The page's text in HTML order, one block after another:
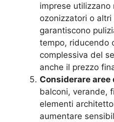
imprese utilizzano
ozonizzatori o
garantiscono
tempo, riducendo
complessiva del
anche il prezzo
Considerare
balconi, verande,
elementi
aumentare